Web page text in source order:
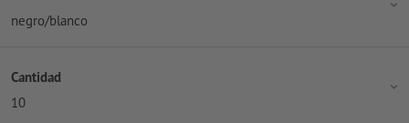
negro/blanco
Cantidad
10